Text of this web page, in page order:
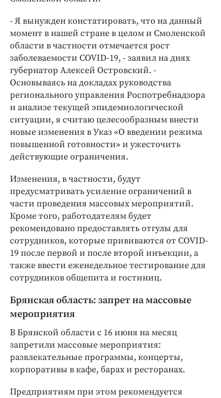
- Я вынужден констатировать, что на данный
момент в нашей стране в целом и Смоленской
области в частности отмечается рост
заболеваемости COVID-19, - заявил на днях
губернатор Алексей Островский. -
Основываясь на докладах руководства
регионального управления Роспотребнадзора
и анализе текущей эпидемиологической
ситуации, я считаю целесообразным внести
новые изменения в Указ «О введении режима
повышенной готовности» и ужесточить
действующие ограничения.
Изменения, в частности, будут
предусматривать усиление ограничений в
части проведения массовых мероприятий.
Кроме того, работодателям будет
рекомендовано предоставлять отгулы для
сотрудников, которые прививаются от COVID-
19 после первой и после второй инъекции, а
также ввести еженедельное тестирование для
сотрудников общепита и гостиниц.
Брянская область: запрет на массовые
мероприятия
В Брянской области с 16 июня на месяц
запретили массовые мероприятия:
развлекательные программы, концерты,
корпоративы в кафе, барах и ресторанах.
Предприятиям при этом рекомендуется